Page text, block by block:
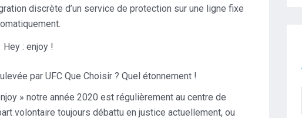
discrète d’un service de protection sur une ligne fixe
Hey : enjoy !
par UFC Que Choisir ? Quel étonnement !
» notre année 2020 est régulièrement au centre de
volontaire toujours débattu en justice actuellement, ou